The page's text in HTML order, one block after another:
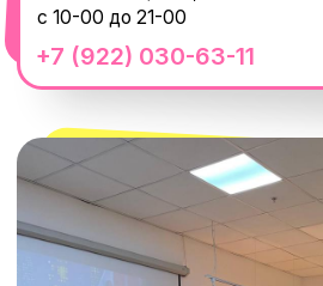
+7 (932) 602-41-15
ТРК «Европолис Ростокино»
ул. Проспект Мира, 211 к2
с 10-00 до 22-00
Москва
смотреть в Яндекс.Картах